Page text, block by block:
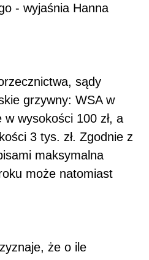
- wyjaśnia Hanna
sądy
grzywny: WSA w
wysokości 100 zł, a
3 tys. zł. Zgodnie z
maksymalna
może natomiast
że o ile